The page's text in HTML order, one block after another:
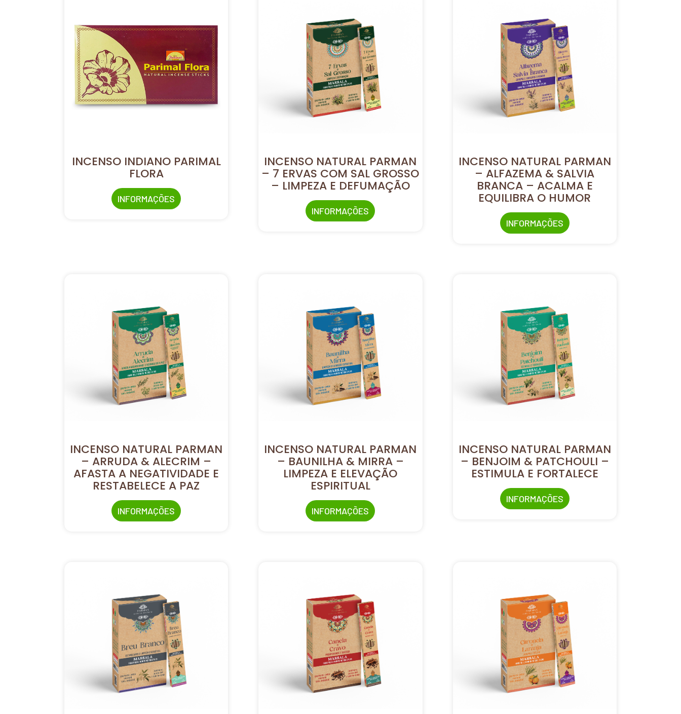
INCENSO INDIANO PARIMAL
FLORA
INFORMAÇÕES
INCENSO NATURAL PARMAN
– 7 ERVAS COM SAL GROSSO
– LIMPEZA E DEFUMAÇÃO
INFORMAÇÕES
INCENSO NATURAL PARMAN
– ALFAZEMA & SALVIA
BRANCA – ACALMA E
EQUILIBRA O HUMOR
INFORMAÇÕES
INCENSO NATURAL PARMAN
– ARRUDA & ALECRIM –
AFASTA A NEGATIVIDADE E
RESTABELECE A PAZ
INFORMAÇÕES
INCENSO NATURAL PARMAN
– BAUNILHA & MIRRA –
LIMPEZA E ELEVAÇÃO
ESPIRITUAL
INFORMAÇÕES
INCENSO NATURAL PARMAN
– BENJOIM & PATCHOULI –
ESTIMULA E FORTALECE
INFORMAÇÕES